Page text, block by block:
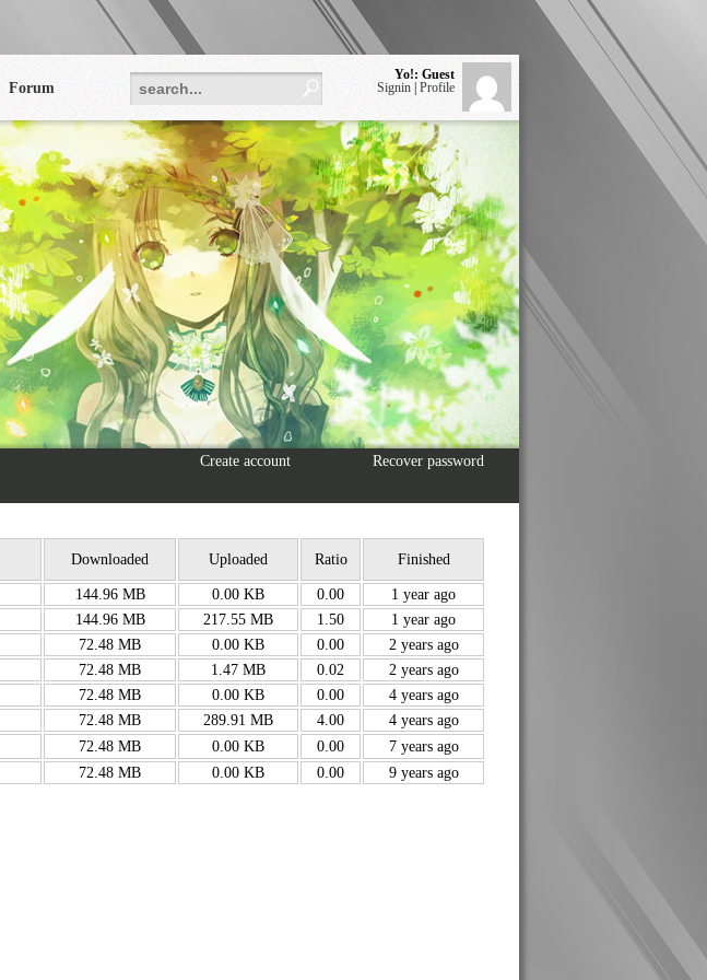
Yo!: Guest
Signin
Profile
Forum
Create account Recover password
Downloaded Uploaded Ratio
Finished
144.96 MB 0.00 KB 0.00
1 year ago
144.96 MB 217.55 MB 1.50
1 year ago
72.48 MB 0.00 KB 0.00
2 years ago
72.48 MB 1.47 MB 0.02
2 years ago
72.48 MB 0.00 KB 0.00
4 years ago
72.48 MB 289.91 MB 4.00
4 years ago
72.48 MB 0.00 KB 0.00
7 years ago
72.48 MB 0.00 KB 0.00 9 years ago